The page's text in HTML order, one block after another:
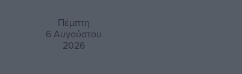
Πέμπτη
6 Αυγούστου
2026